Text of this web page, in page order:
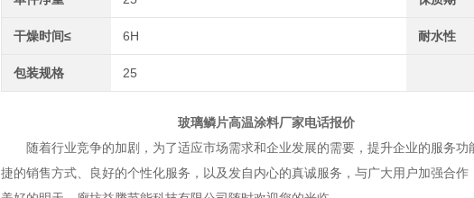
干燥时间≤ 6H 耐水性
包装规格 25
玻璃鳞片高温涂料厂家电话报价
随着行业竞争的加剧，为了适应市场需求和企业发展的需要，提升企业的服务功
捷的销售方式、良好的个性化服务，以及发自内心的真诚服务，与广大用户加强合